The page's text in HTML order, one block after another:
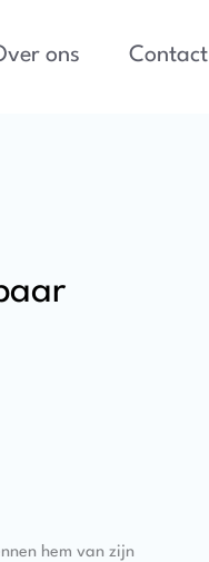
ons Contact
hem van zijn